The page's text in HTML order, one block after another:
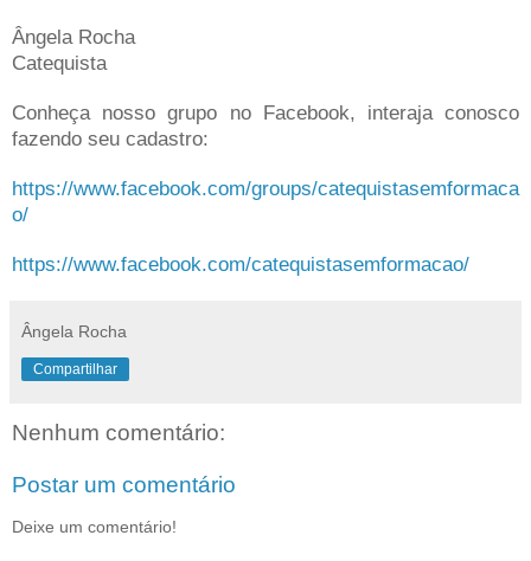
Ângela Rocha
Catequista
Conheça nosso grupo no Facebook, interaja conosco
fazendo seu cadastro:
https://www.facebook.com/groups/catequistasemformaca
o/
https://www.facebook.com/catequistasemformacao/
Ângela Rocha
Compartilhar
Nenhum comentário:
Postar um comentário
Deixe um comentário!